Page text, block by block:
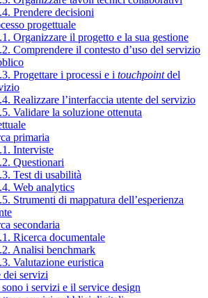
Prendere decisioni
progettuale
Organizzare il progetto e la sua gestione
Comprendere il contesto d’uso del servizio
Progettare i processi e i touchpointdel
Realizzare l’interfaccia utente del servizio
Validare la soluzione ottenuta
primaria
Interviste
Questionari
Test di usabilità
Web analytics
Strumenti di mappatura dell’esperienza
secondaria
Ricerca documentale
Analisi benchmark
Valutazione euristica
dei servizi
sono i servizi e il service design